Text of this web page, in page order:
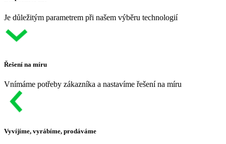
Je důležitým parametrem při našem výběru technologií
Řešení na míru
Vnímáme potřeby zákazníka a nastavíme řešení na míru
Vyvíjíme, vyrábíme, prodáváme